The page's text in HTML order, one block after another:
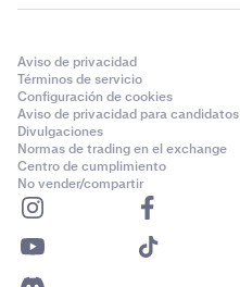
Aviso de privacidad
Términos de servicio
Configuración de cookies
Aviso de privacidad para candidatos
Divulgaciones
Normas de trading en el exchange
Centro de cumplimiento
No vender/compartir